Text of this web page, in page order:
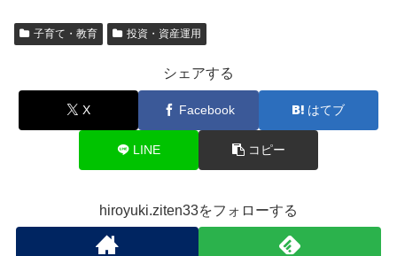
子育て・教育 投資・資産運用
シェアする
X Facebook はてブ
LINE コピー
hiroyuki.ziten33をフォローする